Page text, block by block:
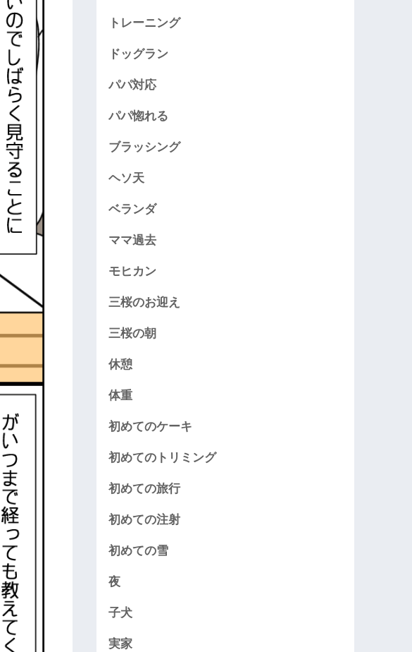
トレーニング
ドッグラン
パパ対応
パパ惚れる
ブラッシング
ヘソ天
ベランダ
ママ過去
モヒカン
三桜のお迎え
三桜の朝
休憩
体重
初めてのケーキ
初めてのトリミング
初めての旅行
初めての注射
初めての雪
夜
子犬
実家